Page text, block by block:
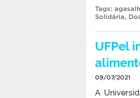
Tags:
Solidária,
UFPel
09/07/2021
A